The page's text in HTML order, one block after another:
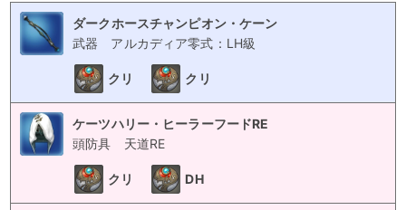
ダークホースチャンピオン・ケーン
武器
アルカディア零式：LH級
クリ クリ
ケーツハリー・ヒーラーフードRE
頭防具
天道RE
クリ DH